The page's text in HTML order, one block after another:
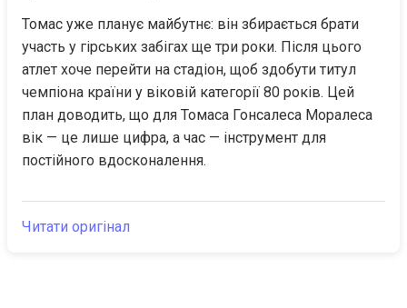
Томас уже планує майбутнє: він збирається брати
участь у гірських забігах ще три роки. Після цього
атлет хоче перейти на стадіон, щоб здобути титул
чемпіона країни у віковій категорії 80 років. Цей
план доводить, що для Томаса Гонсалеса Моралеса
вік — це лише цифра, а час — інструмент для
постійного вдосконалення.
Читати оригінал